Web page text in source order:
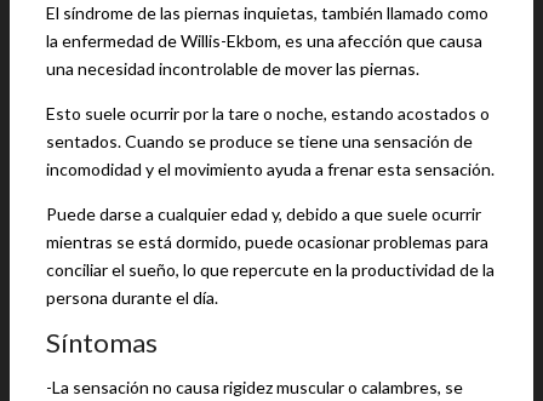
El síndrome de las piernas inquietas, también llamado como
la enfermedad de Willis-Ekbom, es una afección que causa
una necesidad incontrolable de mover las piernas.
Esto suele ocurrir por la tare o noche, estando acostados o
sentados. Cuando se produce se tiene una sensación de
incomodidad y el movimiento ayuda a frenar esta sensación.
Puede darse a cualquier edad y, debido a que suele ocurrir
mientras se está dormido, puede ocasionar problemas para
conciliar el sueño, lo que repercute en la productividad de la
persona durante el día.
Síntomas
-La sensación no causa rigidez muscular o calambres, se